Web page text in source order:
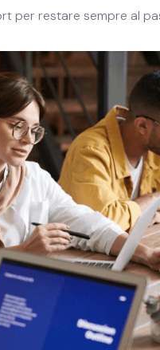
per restare sempre al